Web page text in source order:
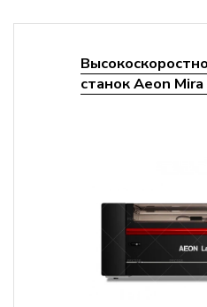
станок Aeon Mira